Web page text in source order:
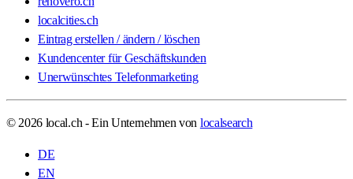
localcities.ch
Eintrag erstellen / ändern / löschen
Kundencenter für Geschäftskunden
Unerwünschtes Telefonmarketing
© 2026 local.ch - Ein Unternehmen von localsearch
DE
EN